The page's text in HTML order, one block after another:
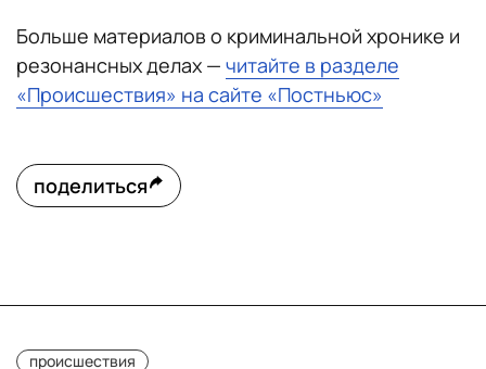
Больше материалов о криминальной хронике и
резонансных делах — читайте в разделе
«Происшествия» на сайте «Постньюс»
поделиться
происшествия